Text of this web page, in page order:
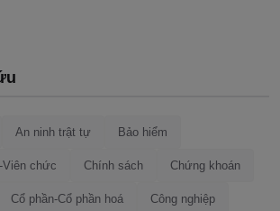
An ninh trật tự Bảo hiểm
Viên chức Chính sách Chứng khoán
Cổ phần-Cổ phần hoá Công nghiệp